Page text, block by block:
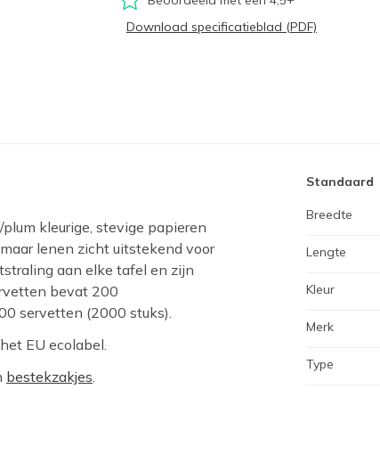
Download specificatieblad (PDF)
kleurige, stevige papieren
lenen zicht uitstekend voor
aan elke tafel en zijn
bevat 200
servetten (2000 stuks).
EU ecolabel.
bestekzakjes.
Standaard
Breedte
Lengte
Kleur
Merk
Type